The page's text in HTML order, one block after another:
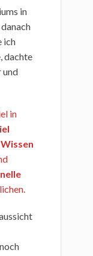
in
ich
dachte
und
in